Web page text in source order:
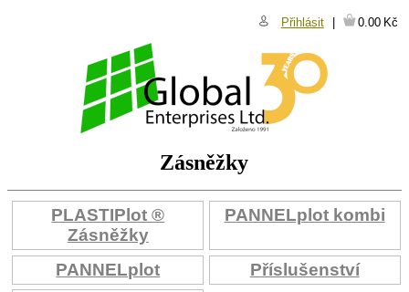
Přihlásit 0.00 Kč
Zásněžky
PLASTIPlot ®
Zásněžky
PANNELplot kombi
PANNELplot
Příslušenství